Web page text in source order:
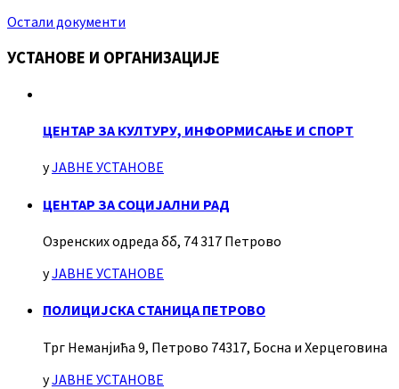
Остали документи
УСТАНОВЕ И ОРГАНИЗАЦИЈЕ
ЦЕНТАР ЗА КУЛТУРУ, ИНФОРМИСАЊЕ И СПОРТ
уЈАВНЕ УСТАНОВЕ
ЦЕНТАР ЗА СОЦИЈАЛНИ РАД
Озренских одреда бб, 74 317 Петрово
уЈАВНЕ УСТАНОВЕ
ПОЛИЦИЈСКА СТАНИЦА ПЕТРОВО
Трг Неманјића 9, Петрово 74317, Босна и Херцеговина
уЈАВНЕ УСТАНОВЕ